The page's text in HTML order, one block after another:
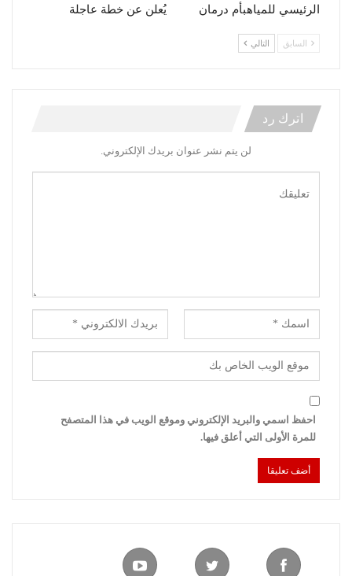
الرئيسي للمياهبأم درمان يُعلن عن خطة عاجلة
السابق التالي
اترك رد
لن يتم نشر عنوان بريدك الإلكتروني.
احفظ اسمي والبريد الإلكتروني وموقع الويب في هذا المتصفح
للمرة الأولى التي أعلق فيها.